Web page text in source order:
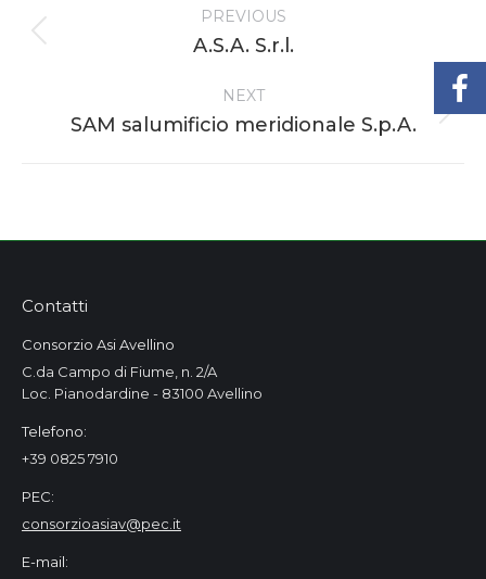
navigation
PREVIOUS
Previous
A.S.A. S.r.l.
NEXT
Next
SAM salumificio meridionale S.p.A.
Contatti
Consorzio Asi Avellino
C.da Campo di Fiume, n. 2/A
Loc. Pianodardine - 83100 Avellino
Telefono:
+39 0825 7910
PEC:
consorzioasiav@pec.it
E-mail: